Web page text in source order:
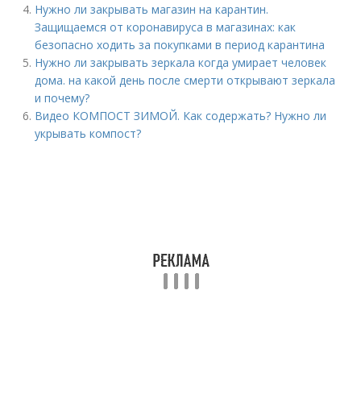
Нужно ли закрывать магазин на карантин.
Защищаемся от коронавируса в магазинах: как
безопасно ходить за покупками в период карантина
Нужно ли закрывать зеркала когда умирает человек
дома. на какой день после смерти открывают зеркала
и почему?
Видео КОМПОСТ ЗИМОЙ. Как содержать? Нужно ли
укрывать компост?